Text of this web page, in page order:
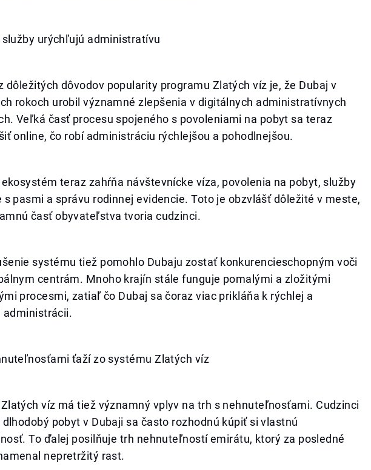
služby urýchľujú administratívu
dôležitých dôvodov popularity programu Zlatých víz je, že Dubaj v
rokoch urobil významné zlepšenia v digitálnych administratívnych
Veľká časť procesu spojeného s povoleniami na pobyt sa teraz
online, čo robí administráciu rýchlejšou a pohodlnejšou.
teraz zahŕňa návštevnícke víza, povolenia na pobyt, služby
s pasmi a správu rodinnej evidencie. Toto je obzvlášť dôležité v meste,
časť obyvateľstva tvoria cudzinci.
systému tiež pomohlo Dubaju zostať konkurencieschopným voči
centrám. Mnoho krajín stále funguje pomalými a zložitými
procesmi, zatiaľ čo Dubaj sa čoraz viac prikláňa k rýchlej a
administrácii.
ťaží zo systému Zlatých víz
víz má tiež významný vplyv na trh s nehnuteľnosťami. Cudzinci
pobyt v Dubaji sa často rozhodnú kúpiť si vlastnú
To ďalej posilňuje trh nehnuteľností emirátu, ktorý za posledné
nepretržitý rast.